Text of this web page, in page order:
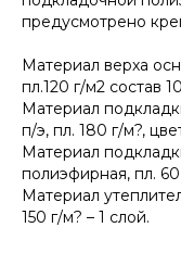
предусмотрено
Материал верха
пл.120 г/м2 состав
Материал
п/э, пл. 180 г/м?,
Материал
полиэфирная, пл.
Материал
150 г/м? – 1 слой.